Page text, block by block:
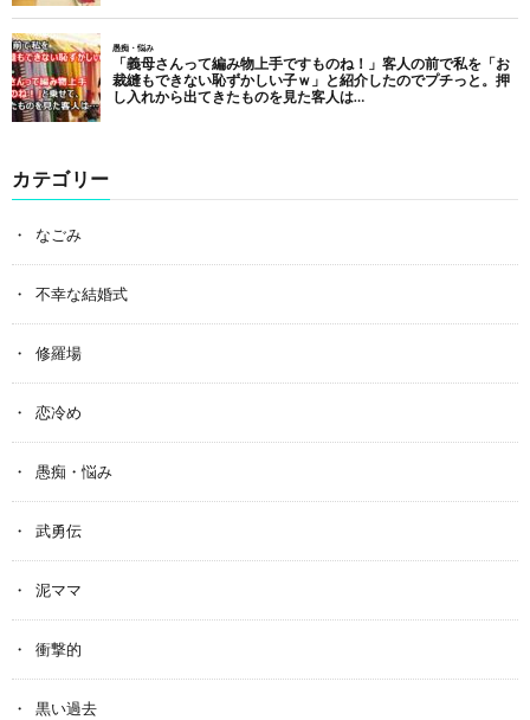
カテゴリー
なごみ
不幸な結婚式
修羅場
恋冷め
愚痴・悩み
武勇伝
泥ママ
衝撃的
黒い過去